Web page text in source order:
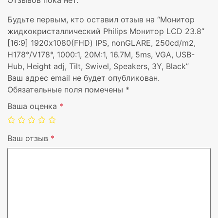
Концентратор
USB
Да
Регулировка по
высоте
Да
Наклон экрана Да
Вращение
подставки
Встроенная
Да
Будьте первым, кто оставил отзыв на “Монитор
жидкокристаллический Philips Монитор LCD 23.8”
[16:9] 1920х1080(FHD) IPS, nonGLARE, 250cd/m2,
H178°/V178°, 1000:1, 20M:1, 16.7M, 5ms, VGA, USB-
Hub, Height adj, Tilt, Swivel, Speakers, 3Y, Black”
Ваш адрес email не будет опубликован.
Обязательные поля помечены *
Ваша оценка *
Ваш отзыв *